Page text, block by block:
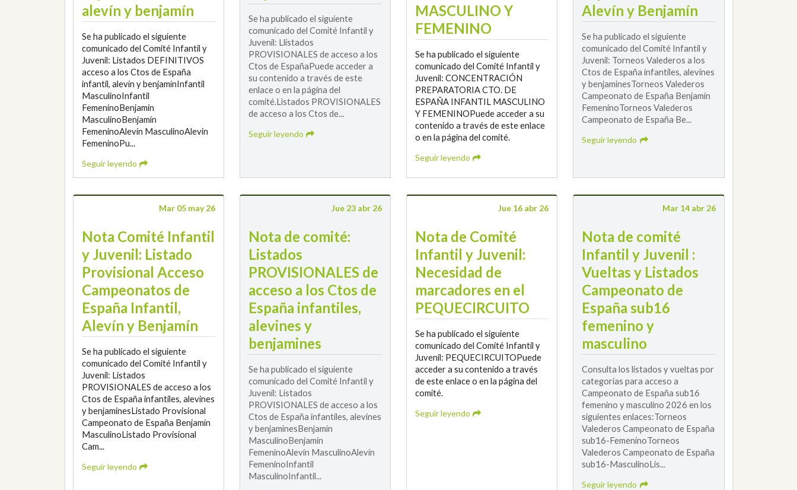
alevín y benjamín
Se ha publicado el siguiente
comunicado del Comité Infantil y
Juvenil: Listados DEFINITIVOS
acceso a los Ctos de España
infantil, alevín y benjamínInfantil
MasculinoInfantil
FemeninoBenjamín
MasculinoBenjamín
FemeninoAlevín MasculinoAlevin
FemeninoPu...
Seguir leyendo
Se ha publicado el siguiente
comunicado del Comité Infantil y
Juvenil: Llistados
PROVISIONALES de acceso a los
Ctos de EspañaPuede acceder a
su contenido a través de este
enlace o en la página del
comité.Listados PROVISIONALES
de acceso a los Ctos de...
Seguir leyendo
MASCULINO Y
FEMENINO
Se ha publicado el siguiente
comunicado del Comité Infantil y
Juvenil: CONCENTRACIÓN
PREPARATORIA CTO. DE
ESPAÑA INFANTIL MASCULINO
Y FEMENINOPuede acceder a su
contenido a través de este enlace
o en la página del comité.
Seguir leyendo
Alevín y Benjamín
Se ha publicado el siguiente
comunicado del Comité Infantil y
Juvenil: Torneos Valederos a los
Ctos de España infantiles, alevines
y benjaminesTorneos Valederos
Campeonato de España Benjamín
FemeninoTorneos Valederos
Campeonato de España Be...
Seguir leyendo
Mar 05 may 26
Nota Comité Infantil
y Juvenil: Listado
Provisional Acceso
Campeonatos de
España Infantil,
Alevín y Benjamín
Se ha publicado el siguiente
comunicado del Comité Infantil y
Juvenil: Listados
PROVISIONALES de acceso a los
Ctos de España infantiles, alevines
y benjaminesListado Provisional
Campeonato de España Benjamín
MasculinoListado Provisional
Cam...
Seguir leyendo
Jue 23 abr 26
Nota de comité:
Listados
PROVISIONALES de
acceso a los Ctos de
España infantiles,
alevines y
benjamines
Se ha publicado el siguiente
comunicado del Comité Infantil y
Juvenil: Listados
PROVISIONALES de acceso a los
Ctos de España infantiles, alevines
y benjaminesBenjamín
MasculinoBenjamín
FemeninoAlevín MasculinoAlevín
FemeninoInfantil
MasculinoInfantil...
Jue 16 abr 26
Nota de Comité
Infantil y Juvenil:
Necesidad de
marcadores en el
PEQUECIRCUITO
Se ha publicado el siguiente
comunicado del Comité Infantil y
Juvenil: PEQUECIRCUITOPuede
acceder a su contenido a través
de este enlace o en la página del
comité.
Seguir leyendo
Mar 14 abr 26
Nota de comité
Infantil y Juvenil :
Vueltas y Listados
Campeonato de
España sub16
femenino y
masculino
Consulta los listados y vueltas por
categorías para acceso a
Campeonato de España sub16
femenino y masculino 2026 en los
siguientes enlaces:Torneos
Valederos Campeonato de España
sub16-FemeninoTorneos
Valederos Campeonato de España
sub16-MasculinoLis...
Seguir leyendo